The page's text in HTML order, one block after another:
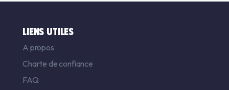
LIENS UTILES
A propos
Charte de confiance
FAQ